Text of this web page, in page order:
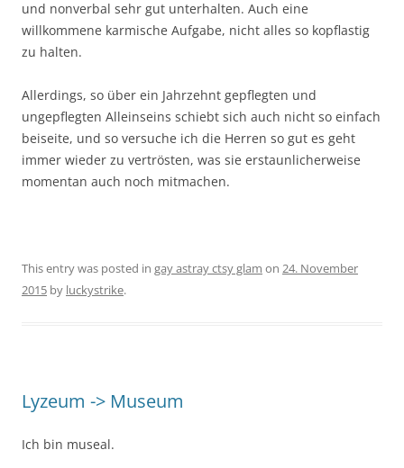
und nonverbal sehr gut unterhalten. Auch eine
willkommene karmische Aufgabe, nicht alles so kopflastig
zu halten.
Allerdings, so über ein Jahrzehnt gepflegten und
ungepflegten Alleinseins schiebt sich auch nicht so einfach
beiseite, und so versuche ich die Herren so gut es geht
immer wieder zu vertrösten, was sie erstaunlicherweise
momentan auch noch mitmachen.
This entry was posted in gay astray ctsy glam on 24. November
2015 by luckystrike.
Lyzeum -> Museum
Ich bin museal.